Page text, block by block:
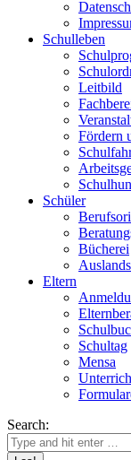
Schulleben
Leitbild
Fördern
Schüler
Bücherei
Eltern
Schultag
Mensa
Search: